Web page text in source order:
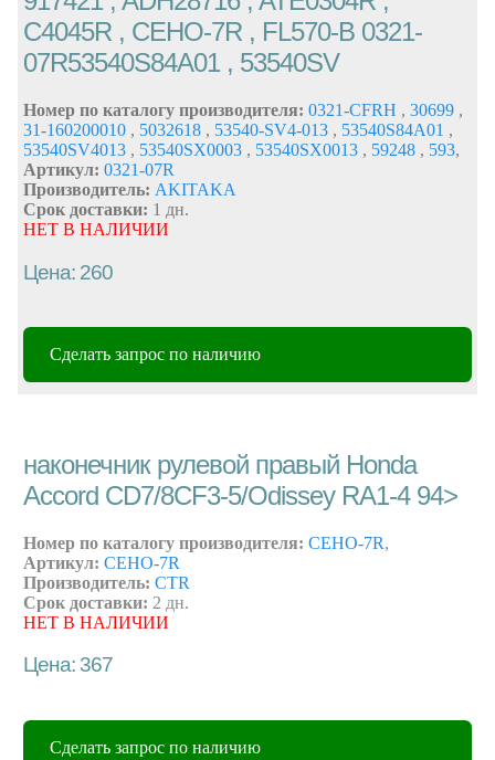
C4045R , CEHO-7R , FL570-B 0321-
07R53540S84A01 , 53540SV
Номер по каталогу производителя: 0321-CFRH , 30699 ,
31-160200010 , 5032618 , 53540-SV4-013 , 53540S84A01 ,
53540SV4013 , 53540SX0003 , 53540SX0013 , 59248 , 593,
Артикул: 0321-07R
Производитель: AKITAKA
Срок доставки: 1 дн.
НЕТ В НАЛИЧИИ
Цена: 260
Сделать запрос по наличию
наконечник рулевой правый Honda
Accord CD7/8CF3-5/Odissey RA1-4 94>
Номер по каталогу производителя: CEHO-7R,
Артикул: CEHO-7R
Производитель: CTR
Срок доставки: 2 дн.
НЕТ В НАЛИЧИИ
Цена: 367
Сделать запрос по наличию